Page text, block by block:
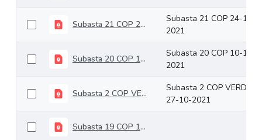
Subasta 21 COP 24-11-2021
Subasta 21 COP 24-11-
2021
Subasta 20 COP 10-11-2021
Subasta 20 COP 10-11-
2021
Subasta 2 COP VERDES 27-10-2021
Subasta 2 COP VERDES
27-10-2021
Subasta 19 COP 13-10-2021